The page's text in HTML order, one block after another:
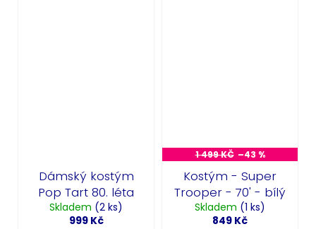
Dámský kostým
Pop Tart 80. léta
Skladem (2 ks)
999 Kč
1 499 KČ –43 %
Kostým - Super
Trooper - 70' - bílý
Skladem (1 ks)
849 Kč